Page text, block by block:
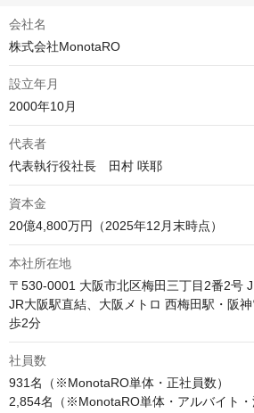
会社名
株式会社MonotaRO
設立年月
2000年10月
代表者
代表執行役社長　田村 咲耶
資本金
20億4,800万円（2025年12月末時点）
本社所在地
〒530-0001 大阪市北区梅田三丁目2番2号
JR大阪駅直結、大阪メトロ 西梅田駅・阪
歩2分
社員数
931名（※MonotaRO単体・正社員数）